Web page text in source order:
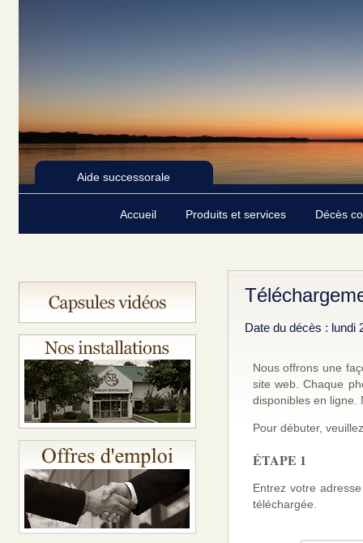
Aide successorale
Accueil Produits et services Décès
Date du décès : lundi
Nous offrons une
site web. Chaque
disponibles en ligne.
Pour débuter,
ÉTAPE 1
Entrez votre
téléchargée.